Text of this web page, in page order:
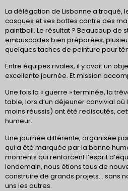
La délégation de Lisbonne a troqué,
casques et ses bottes contre des
paintball. Le résultat ? Beaucoup de
embuscades bien préparées,
quelques taches de peinture pour
Entre équipes rivales, il y avait un
excellente journée. Et mission
Une fois la « guerre » terminée, la
table, lors d’un déjeuner convivial
moins réussis) ont été rediscutés,
humeur.
Une journée différente, organisée
qui a été marquée par la bonne
moments qui renforcent l’esprit
lendemain, nous étions tous de
construire de grands projets… sans
uns les autres.